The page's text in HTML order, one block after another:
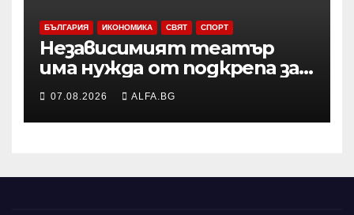
БЪЛГАРИЯ ИКОНОМИКА СВЯТ СПОРТ
Независимият театър
има нужда от подкрепа за
копродукции с
държавните сцени,
смятат Боряна Йовкова и
07.08.2026 ALFA.BG